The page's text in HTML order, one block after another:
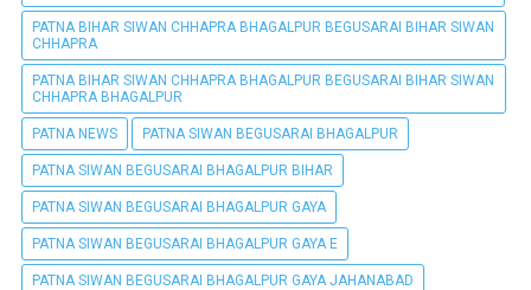
PATNA BIHAR SIWAN CHHAPRA BHAGALPUR BEGUSARAI BIHAR SIWAN
CHHAPRA
PATNA BIHAR SIWAN CHHAPRA BHAGALPUR BEGUSARAI BIHAR SIWAN
CHHAPRA BHAGALPUR
PATNA NEWS PATNA SIWAN BEGUSARAI BHAGALPUR
PATNA SIWAN BEGUSARAI BHAGALPUR BIHAR
PATNA SIWAN BEGUSARAI BHAGALPUR GAYA
PATNA SIWAN BEGUSARAI BHAGALPUR GAYA E
PATNA SIWAN BEGUSARAI BHAGALPUR GAYA JAHANABAD